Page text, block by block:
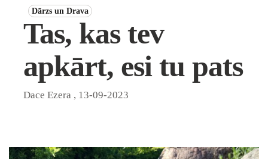
Dārzs un Drava
Tas, kas tev
apkārt, esi tu pats
Dace Ezera , 13-09-2023